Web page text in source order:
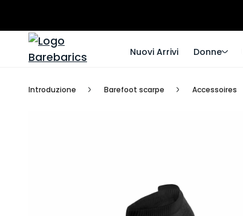
Nuovi Arrivi Donne
Introduzione Barefoot scarpe Accessoires